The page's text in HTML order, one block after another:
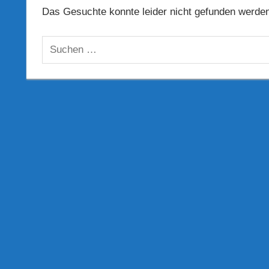
Das Gesuchte konnte leider nicht gefunden
Suchen
nach: